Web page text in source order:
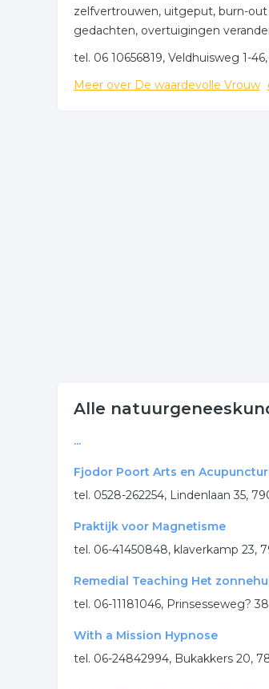
zelfvertrouwen, uitgeput, burn-
gedachten, overtuigingen
tel. 06 10656819, Veldhuisweg 1-
Meer over De waardevolle Vrouw
Alle
...
Fjodor Poort Arts en
tel. 0528-262254, Lindenlaan 35,
Praktijk voor Magnetisme
tel. 06-41450848, klaverkamp 23,
Remedial Teaching Het
tel. 06-11181046, Prinsesseweg?
With a Mission Hypnose
tel. 06-24842994, Bukakkers 20,